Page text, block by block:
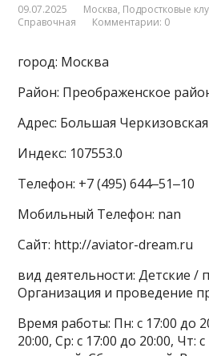
09.07.2025 Москва, Подростковые
Справочная
Комментарии: 0
город: Москва
Район: Преображенское
Адрес: Большая
Индекс: 107553.0
Телефон: +7 (495) 644‒51‒10
Мобильный Телефон: nan
Сайт: http://aviator-dream.ru
вид деятельности: Детские /
Организация и проведение
Время работы: Пн: с 17:00 до
20:00, Ср: с 17:00 до 20:00, Чт: